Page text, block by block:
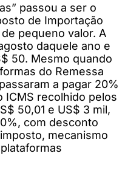
passou a ser o
de Importação
pequeno valor. A
daquele ano e
50. Mesmo quando
do Remessa
a pagar 20%
ICMS recolhido pelos
50,01 e US$ 3 mil,
com desconto
mecanismo